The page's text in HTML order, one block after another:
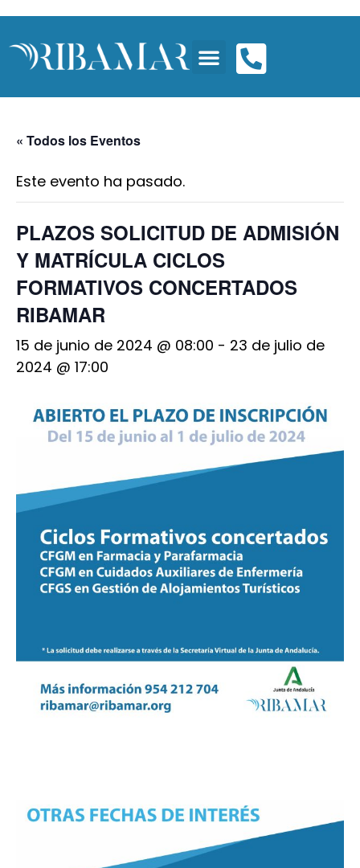
« Todos los Eventos
Este evento ha pasado.
PLAZOS SOLICITUD DE ADMISIÓN
Y MATRÍCULA CICLOS
FORMATIVOS CONCERTADOS
RIBAMAR
15 de junio de 2024 @ 08:00 - 23 de julio de
2024 @ 17:00